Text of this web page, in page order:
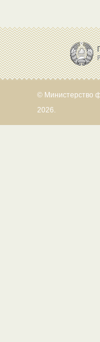
© Министерство
2026.